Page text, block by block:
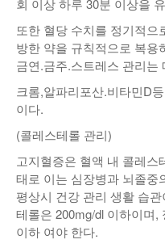
회 이상 하루 30분 이상을
또한 혈당 수치를 정기적으
방한 약을 규칙적으로 복용
금연.금주.스트레스 관리는
크롬,알파리포산.비타민D
이다.
(콜레스테롤 관리)
고지혈증은 혈액 내 콜레
태로 이는 심장병과 뇌졸중
평상시 건강 관리 생활 습
테롤은 200mg/dl 이하이며,
이하 여야 한다.